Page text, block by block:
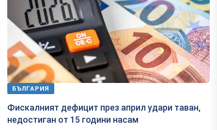
БЪЛГАРИЯ
Фискалният дефицит през април удари таван,
недостиган от 15 години насам